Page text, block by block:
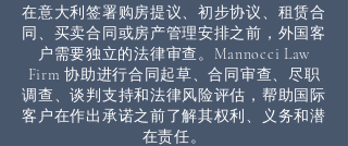
在意大利签署购房提议、初步协议、租赁合
同、买卖合同或房产管理安排之前，外国客
户需要独立的法律审查。Mannocci Law
Firm 协助进行合同起草、合同审查、尽职
调查、谈判支持和法律风险评估，帮助国际
客户在作出承诺之前了解其权利、义务和潜
在责任。